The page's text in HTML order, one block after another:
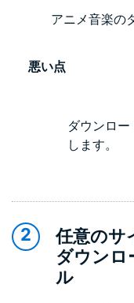
アニメ音楽の
悪い点
ダウンロ
します。
任意のサ
ダウンロ
ル